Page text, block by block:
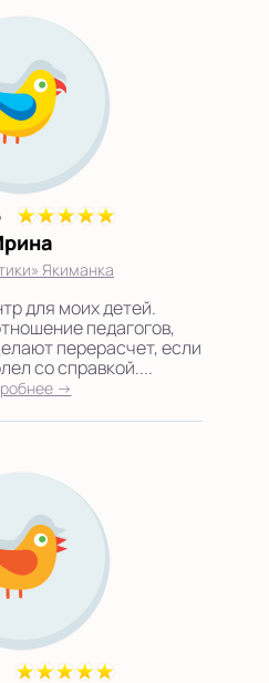
Якиманка
для моих детей.
педагогов,
перерасчет, если
со справкой....
→